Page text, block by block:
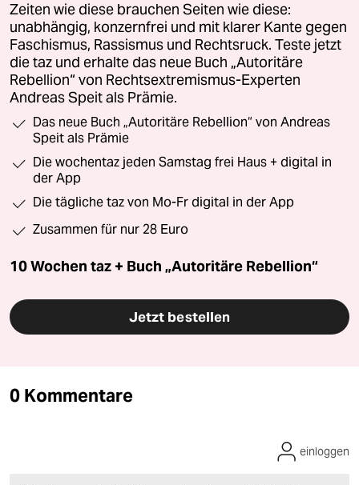
Zeiten wie diese brauchen Seiten wie diese:
unabhängig, konzernfrei und mit klarer Kante gegen
Faschismus, Rassismus und Rechtsruck. Teste jetzt
die taz und erhalte das neue Buch „Autoritäre
Rebellion“ von Rechtsextremismus-Experten
Andreas Speit als Prämie.
Das neue Buch „Autoritäre Rebellion“ von Andreas
Speit als Prämie
Die wochentaz jeden Samstag frei Haus + digital in
der App
Die tägliche taz von Mo-Fr digital in der App
Zusammen für nur 28 Euro
10 Wochen taz + Buch „Autoritäre Rebellion“
Jetzt bestellen
0 Kommentare
einloggen